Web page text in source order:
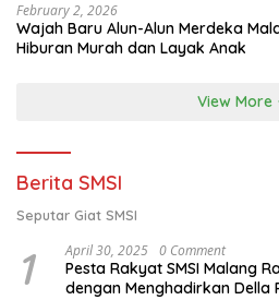
February 2, 2026
Wajah Baru Alun-Alun Merdeka
Hiburan Murah dan Layak Anak
View More
Berita SMSI
Seputar Giat SMSI
1 April 30, 2025 0 Comment
Pesta Rakyat SMSI Malang
dengan Menghadirkan Della